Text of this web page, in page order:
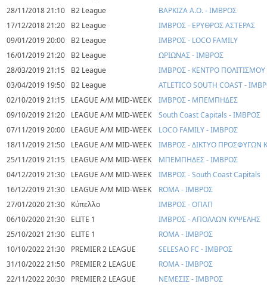
28/11/2018 21:10
B2 League
ΒΑΡΚΙΖΑ Α.Ο. - ΙΜΒΡΟΣ
17/12/2018 21:20
B2 League
ΙΜΒΡΟΣ - ΕΡΥΘΡΟΣ ΑΣΤΕΡΑΣ
09/01/2019 20:00
B2 League
ΙΜΒΡΟΣ - LOCO FAMILY
16/01/2019 21:20
B2 League
ΩΡΙΩΝΑΣ - ΙΜΒΡΟΣ
28/03/2019 21:15
B2 League
ΙΜΒΡΟΣ - ΚΕΝΤΡΟ ΠΟΛΙΤΙΣΜΟΥ
03/04/2019 19:50
B2 League
ATLETICO SOUTH COAST -
02/10/2019 21:15
LEAGUE A/M MID-WEEK
ΙΜΒΡΟΣ - ΜΠΕΜΠΗΔΕΣ
09/10/2019 21:20
LEAGUE A/M MID-WEEK
South Coast Capitals - ΙΜΒΡΟΣ
07/11/2019 20:00
LEAGUE A/M MID-WEEK
LOCO FAMILY - ΙΜΒΡΟΣ
18/11/2019 21:50
LEAGUE A/M MID-WEEK
ΙΜΒΡΟΣ - ΔΙΚΤΥΟ ΠΡΟΣΦΥΓΩΝ
25/11/2019 21:15
LEAGUE A/M MID-WEEK
ΜΠΕΜΠΗΔΕΣ - ΙΜΒΡΟΣ
04/12/2019 21:30
LEAGUE A/M MID-WEEK
ΙΜΒΡΟΣ - South Coast Capitals
16/12/2019 21:30
LEAGUE A/M MID-WEEK
ROMA - ΙΜΒΡΟΣ
27/01/2020 21:30
Κύπελλο
ΙΜΒΡΟΣ - ΟΠΑΠ
06/10/2020 21:30
ELITE 1
ΙΜΒΡΟΣ - ΑΠΟΛΛΩΝ ΚΥΨΕΛΗΣ
25/10/2021 21:30
ELITE 1
ROMA - ΙΜΒΡΟΣ
10/10/2022 21:30
PREMIER 2 LEAGUE
SELESAO FC - ΙΜΒΡΟΣ
31/10/2022 21:50
PREMIER 2 LEAGUE
ROMA - ΙΜΒΡΟΣ
22/11/2022 20:30
PREMIER 2 LEAGUE ΝΕΜΕΣΙΣ - ΙΜΒΡΟΣ